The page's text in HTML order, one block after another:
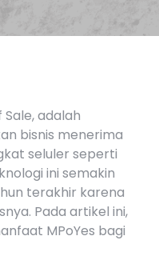
Sale, adalah
bisnis menerima
seluler seperti
ini semakin
terakhir karena
Pada artikel ini,
MPoYes bagi